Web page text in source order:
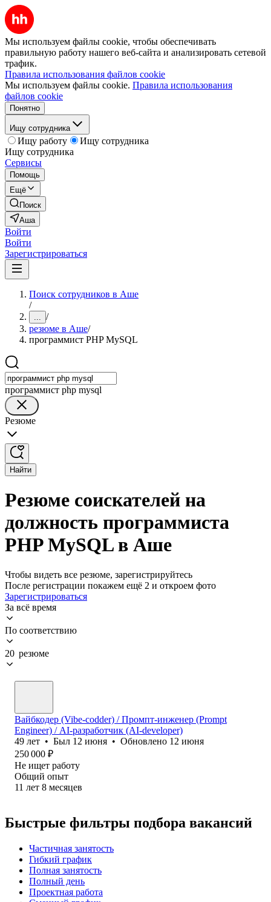
Мы используем файлы cookie, чтобы обеспечивать
правильную работу нашего веб-сайта и анализировать сетевой
трафик.
Правила использования файлов cookie
Мы используем файлы cookie. Правила использования
файлов cookie
Понятно
Ищу сотрудника
Ищу работу
Ищу сотрудника
Ищу сотрудника
Сервисы
Помощь
Ещё
Поиск
Аша
Войти
Войти
Зарегистрироваться
Поиск сотрудников в Аше
/
... /
резюме в Аше/
программист PHP MySQL
программист php mysql
Резюме
Найти
Резюме соискателей на
должность программиста
PHP MySQL в Аше
Чтобы видеть все резюме, зарегистрируйтесь
После регистрации покажем ещё 2 и откроем фото
Зарегистрироваться
За всё время
По соответствию
20 резюме
Вайбкодер (Vibe-codder) / Промпт-инженер (Prompt
Engineer) / AI-разработчик (AI-developer)
49 лет • Был 12 июня • Обновлено 12 июня
250 000 ₽
Не ищет работу
Общий опыт
11 лет 8 месяцев
Быстрые фильтры подбора вакансий
Частичная занятость
Гибкий график
Полная занятость
Полный день
Проектная работа